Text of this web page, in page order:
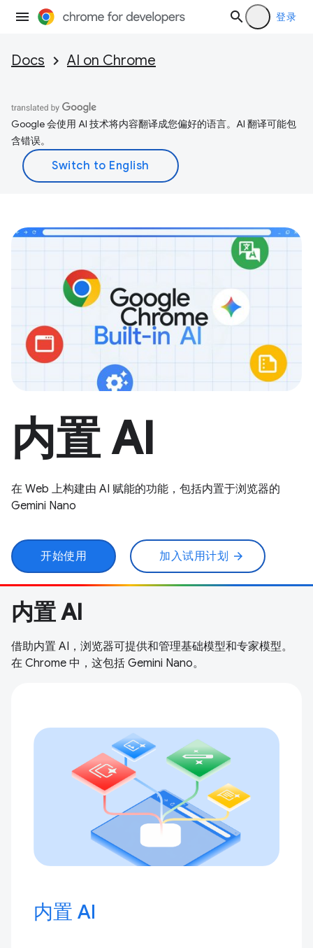
登录
Docs AI on Chrome
Google 会使用 AI 技术将内容翻译成您偏好的语言。AI 翻译可能包
含错误。
内置 AI
在 Web 上构建由 AI 赋能的功能，包括内置于浏览器的
Gemini Nano
开始使用 加入试用计划 arrow_forward
内置 AI
借助内置 AI，浏览器可提供和管理基础模型和专家模型。
在 Chrome 中，这包括 Gemini Nano。
内置 AI